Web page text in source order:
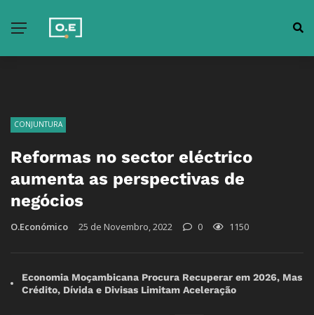
CONJUNTURA
Reformas no sector eléctrico
aumenta as perspectivas de
negócios
O.Económico 25 de Novembro, 2022 0 1150
Economia Moçambicana Procura Recuperar em 2026, Mas
Crédito, Dívida e Divisas Limitam Aceleração